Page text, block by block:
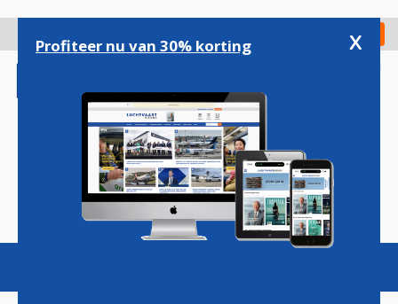
gaan
Check in
Magazine Podcasts Vacatures
Profiteer nu van 30% korting x